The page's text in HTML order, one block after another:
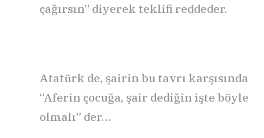
çağırsın” diyerek teklifi reddeder.
Atatürk de, şairin bu tavrı karşısında
“Aferin çocuğa, şair dediğin işte böyle
olmalı” der…